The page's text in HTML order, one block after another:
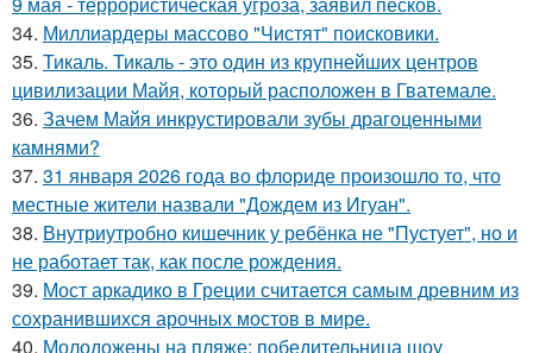
34. Миллиардеры массово "Чистят" поисковики.
35. Тикаль. Тикаль - это один из крупнейших центров
цивилизации Майя, который расположен в Гватемале.
36. Зачем Майя инкрустировали зубы драгоценными
камнями?
37. 31 января 2026 года во флориде произошло то, что
местные жители назвали "Дождем из Игуан".
38. Внутриутробно кишечник у ребёнка не "Пустует", но и
не работает так, как после рождения.
39. Мост аркадико в Греции считается самым древним из
сохранившихся арочных мостов в мире.
40. Молодожены на пляже: победительница шоу